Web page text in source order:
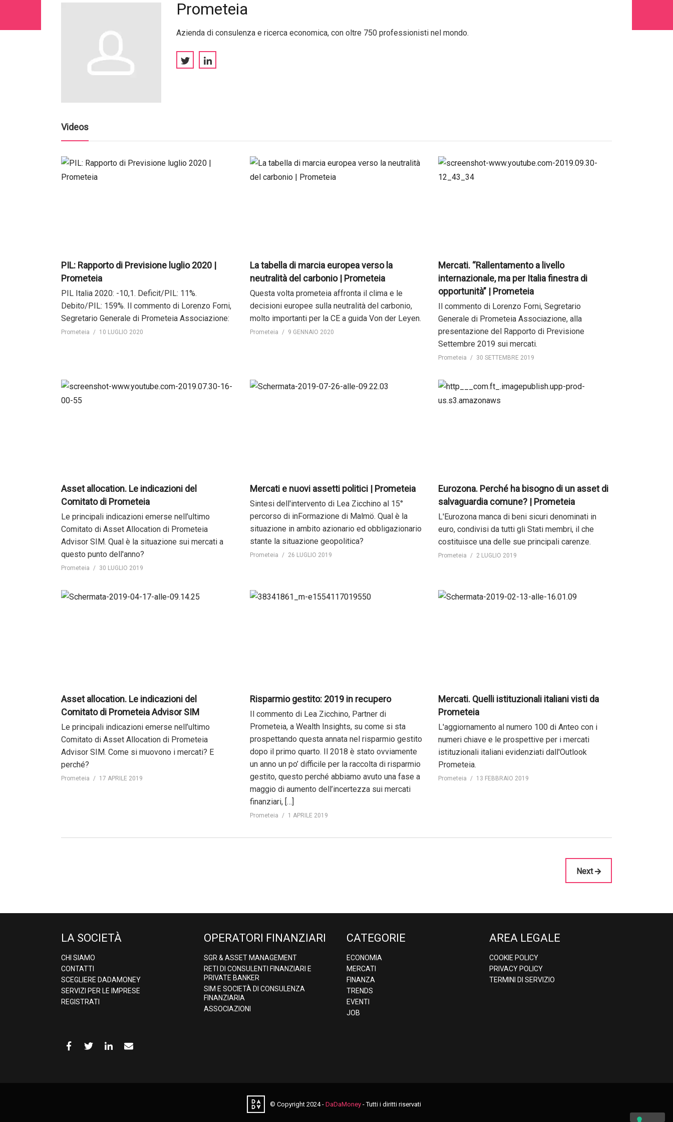
Prometeia
Azienda di consulenza e ricerca economica, con oltre 750 professionisti nel mondo.
Videos
PIL: Rapporto di Previsione luglio 2020 |
Prometeia
PIL Italia 2020: -10,1. Deficit/PIL: 11%.
Debito/PIL: 159%. Il commento di Lorenzo Forni,
Segretario Generale di Prometeia Associazione:
Prometeia 10 LUGLIO 2020
La tabella di marcia europea verso la
neutralità del carbonio | Prometeia
Questa volta prometeia affronta il clima e le
decisioni europee sulla neutralità del carbonio,
molto importanti per la CE a guida Von der Leyen.
Prometeia 9 GENNAIO 2020
Mercati. “Rallentamento a livello
internazionale, ma per Italia finestra di
opportunità” | Prometeia
Il commento di Lorenzo Forni, Segretario
Generale di Prometeia Associazione, alla
presentazione del Rapporto di Previsione
Settembre 2019 sui mercati.
Prometeia 30 SETTEMBRE 2019
Asset allocation. Le indicazioni del
Comitato di Prometeia
Le principali indicazioni emerse nell’ultimo
Comitato di Asset Allocation di Prometeia
Advisor SIM. Qual è la situazione sui mercati a
questo punto dell'anno?
Prometeia 30 LUGLIO 2019
Mercati e nuovi assetti politici | Prometeia
Sintesi dell'intervento di Lea Zicchino al 15°
percorso di inFormazione di Malmö. Qual è la
situazione in ambito azionario ed obbligazionario
stante la situazione geopolitica?
Prometeia 26 LUGLIO 2019
Eurozona. Perché ha bisogno di un asset di
salvaguardia comune? | Prometeia
L'Eurozona manca di beni sicuri denominati in
euro, condivisi da tutti gli Stati membri, il che
costituisce una delle sue principali carenze.
Prometeia 2 LUGLIO 2019
Asset allocation. Le indicazioni del
Comitato di Prometeia Advisor SIM
Le principali indicazioni emerse nell’ultimo
Comitato di Asset Allocation di Prometeia
Advisor SIM. Come si muovono i mercati? E
perché?
Prometeia 17 APRILE 2019
Risparmio gestito: 2019 in recupero
Il commento di Lea Zicchino, Partner di
Prometeia, a Wealth Insights, su come si sta
prospettando questa annata nel risparmio gestito
dopo il primo quarto. Il 2018 è stato ovviamente
un anno un po’ difficile per la raccolta di risparmio
gestito, questo perché abbiamo avuto una fase a
maggio di aumento dell’incertezza sui mercati
finanziari, […]
Prometeia 1 APRILE 2019
Mercati. Quelli istituzionali italiani visti da
Prometeia
L'aggiornamento al numero 100 di Anteo con i
numeri chiave e le prospettive per i mercati
istituzionali italiani evidenziati dall'Outlook
Prometeia.
Prometeia 13 FEBBRAIO 2019
Next
LA SOCIETÀ
CHI SIAMO
CONTATTI
SCEGLIERE DADAMONEY
SERVIZI PER LE IMPRESE
REGISTRATI
OPERATORI FINANZIARI
SGR & ASSET MANAGEMENT
RETI DI CONSULENTI FINANZIARI E
PRIVATE BANKER
SIM E SOCIETÀ DI CONSULENZA
FINANZIARIA
ASSOCIAZIONI
CATEGORIE
ECONOMIA
MERCATI
FINANZA
TRENDS
EVENTI
JOB
AREA LEGALE
COOKIE POLICY
PRIVACY POLICY
TERMINI DI SERVIZIO
© Copyright 2024 -DaDaMoney - Tutti i diritti riservati